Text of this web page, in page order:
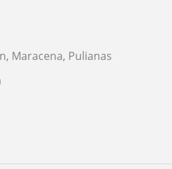
Maracena, Pulianas